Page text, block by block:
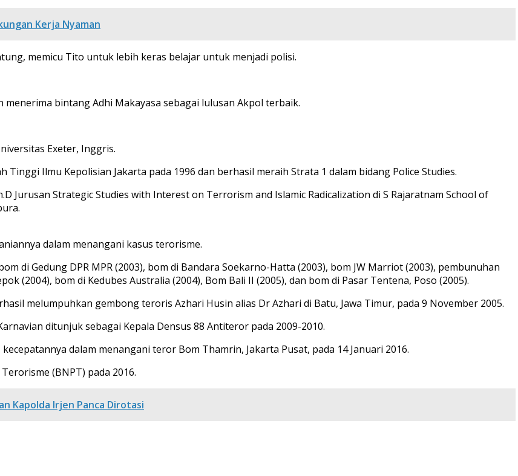
Kerja Nyaman
memicu Tito untuk lebih keras belajar untuk menjadi polisi.
bintang Adhi Makayasa sebagai lulusan Akpol terbaik.
Exeter, Inggris.
Ilmu Kepolisian Jakarta pada 1996 dan berhasil meraih Strata 1 dalam bidang Police Studies.
Jurusan Strategic Studies with Interest on Terrorism and Islamic Radicalization di S Rajaratnam School of
dalam menangani kasus terorisme.
di Gedung DPR MPR (2003), bom di Bandara Soekarno-Hatta (2003), bom JW Marriot (2003), pembunuhan
(2004), bom di Kedubes Australia (2004), Bom Bali II (2005), dan bom di Pasar Tentena, Poso (2005).
melumpuhkan gembong teroris Azhari Husin alias Dr Azhari di Batu, Jawa Timur, pada 9 November 2005.
ditunjuk sebagai Kepala Densus 88 Antiteror pada 2009-2010.
dalam menangani teror Bom Thamrin, Jakarta Pusat, pada 14 Januari 2016.
(BNPT) pada 2016.
Kapolda Irjen Panca Dirotasi